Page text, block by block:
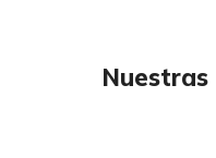
Nuestras